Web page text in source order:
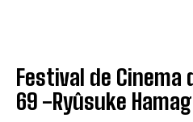
Festival de Cinema
69 -Ryûsuke